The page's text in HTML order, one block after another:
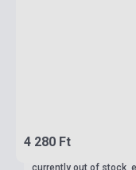
4 280 Ft
currently out of stock,